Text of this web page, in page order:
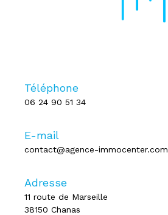
Téléphone
06 24 90 51 34
E-mail
contact@agence-immocenter.com
Adresse
11 route de Marseille
38150 Chanas